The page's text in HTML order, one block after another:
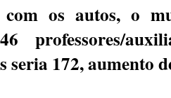
os autos, o
professores/
172, aumento